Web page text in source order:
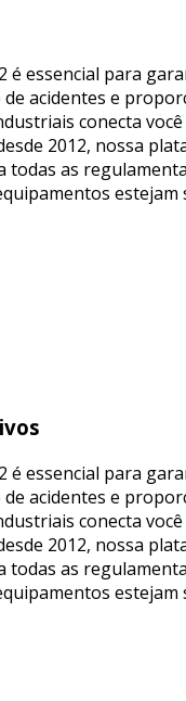
essencial para
acidentes e
conecta
2012, nossa
as
essencial para
acidentes e
conecta
2012, nossa
as